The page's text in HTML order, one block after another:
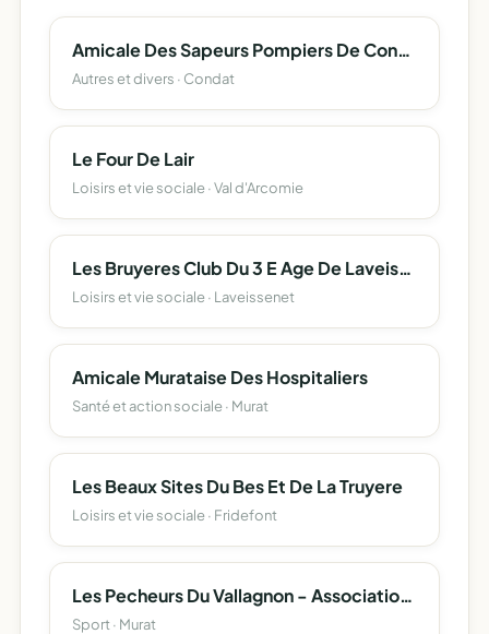
Amicale Des Sapeurs Pompiers De Condat
Autres et divers · Condat
Le Four De Lair
Loisirs et vie sociale · Val d'Arcomie
Les Bruyeres Club Du 3 E Age De Laveissenet
Loisirs et vie sociale · Laveissenet
Amicale Murataise Des Hospitaliers
Santé et action sociale · Murat
Les Beaux Sites Du Bes Et De La Truyere
Loisirs et vie sociale · Fridefont
Les Pecheurs Du Vallagnon - Association Pour La Peche Et La Protection Du Milieu Aquatique Du Canton De Murat
Sport · Murat